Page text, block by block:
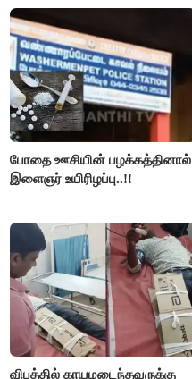
போதை ஊசியின் பழக்கத்தினால்
இளைஞர் உயிரிழப்பு..!!
விபத்தில் காயமடைந்தவருக்கு